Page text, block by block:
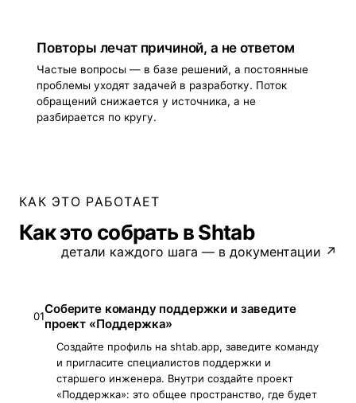
Повторы лечат причиной, а не ответом
Частые вопросы — в базе решений, а постоянные
проблемы уходят задачей в разработку. Поток
обращений снижается у источника, а не
разбирается по кругу.
КАК ЭТО РАБОТАЕТ
Как это собрать в Shtab
детали каждого шага — в документации ↗
01Соберите команду поддержки и заведите
проект «Поддержка»
Создайте профиль на shtab.app, заведите команду
и пригласите специалистов поддержки и
старшего инженера. Внутри создайте проект
«Поддержка»: это общее пространство, где будет